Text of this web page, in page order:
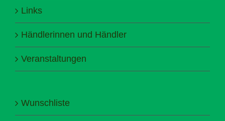
Links
Händlerinnen und Händler
Veranstaltungen
Wunschliste